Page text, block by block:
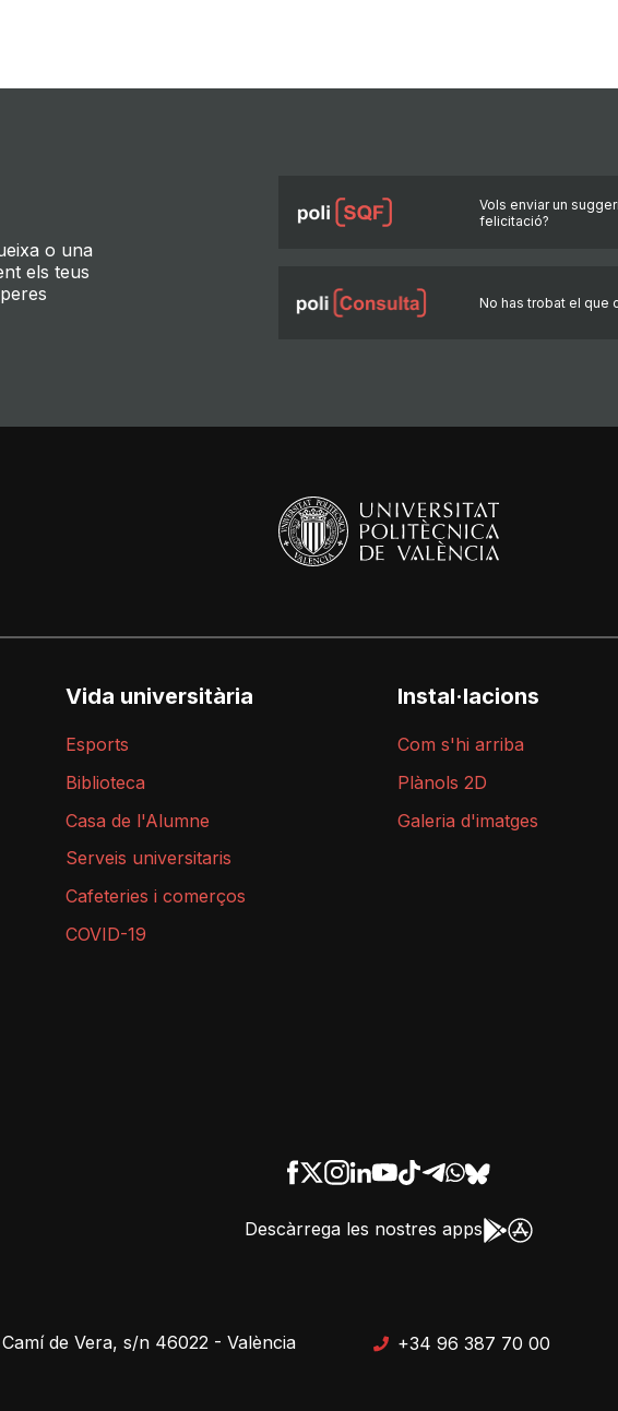
o una
els teus
Vols enviar un
felicitació?
No has trobat el que
Vida universitària
Esports
Biblioteca
Casa de l'Alumne
Serveis universitaris
Cafeteries i comerços
COVID-19
Instal·lacions
Com s'hi arriba
Plànols 2D
Galeria d'imatges
Descàrrega les nostres apps
Camí de Vera, s/n 46022 - València +34 96 387 70 00